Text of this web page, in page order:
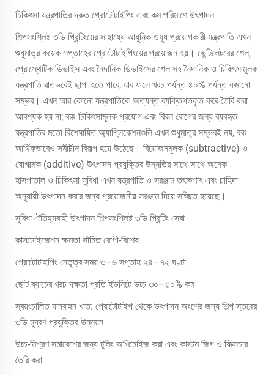
চিকিৎসা যন্ত্রপাতির দ্রুত প্রোটোটাইপিং এবং কম পরিমাণে উৎপাদন
শিল্পসংশ্লিষ্ট ৩ডি প্রিন্টিংয়ের সাহায্যে আধুনিক ওষুধ প্রয়োগকারী যন্ত্রপাতি এখন
শুধুমাত্র কয়েক সপ্তাহের প্রোটোটাইপিংয়ের প্রয়োজন হয়। ভেন্টিলেটরের শেল,
প্রোস্থেটিক ডিভাইস এবং নৈদানিক ডিভাইসের শেল সহ নৈদানিক ও চিকিৎসামূলক
যন্ত্রপাতি রাতভরেই ছাপা হতে পারে, যার ফলে খরচ পর্যন্ত ৪০% পর্যন্ত কমানো
সম্ভব। এখন আর কোনো যন্ত্রপাতিকে অত্যন্ত ব্যক্তিগতকৃত করে তৈরি করা
আবশ্যক হয় না; বরং চিকিৎসামূলক প্রয়োগ এবং বিরল রোগের জন্য ব্যবহৃত
যন্ত্রপাতির মতো বিশেষায়িত অ্যাপ্লিকেশনগুলি এখন শুধুমাত্র সম্ভবই নয়, বরং
আর্থিকভাবেও সমীচীন বিকল্প হয়ে উঠেছে। বিয়োজনমূলক (subtractive) ও
যোগাত্মক (additive) উৎপাদন প্রযুক্তির উন্নতির সাথে সাথে অনেক
হাসপাতাল ও চিকিৎসা সুবিধা এখন যন্ত্রপাতি ও সরঞ্জাম তৎক্ষণাৎ এবং চাহিদা
অনুযায়ী উৎপাদন করার জন্য প্রয়োজনীয় সরঞ্জাম দিয়ে সজ্জিত হয়েছে।
সুবিধা ঐতিহ্যবাহী উৎপাদন শিল্পসংশ্লিষ্ট ৩ডি প্রিন্টিং সেবা
কাস্টমাইজেশন ক্ষমতা সীমিত রোগী-বিশেষ
প্রোটোটাইপিং নেতৃত্ব সময় ৩–৬ সপ্তাহ ২৪–৭২ ঘণ্টা
ছোট ব্যাচের খরচ দক্ষতা প্রতি ইউনিটে উচ্চ ৩০–৫০% কম
স্বয়ংচালিত যানবাহন খাত: প্রোটোটাইপ থেকে উৎপাদন অংশের জন্য শিল্প স্তরের
৩ডি মুদ্রণ প্রযুক্তির উন্নয়ন
উচ্চ-মিশ্রণ সমাবেশের জন্য টুলিং অপ্টিমাইজ করা এবং কাস্টম জিগ ও ফিক্সচার
তৈরি করা